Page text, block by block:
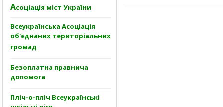
Асоціація міст України
Всеукраїнська Асоціація
об'єднаних територіальних
громад
Безоплатна правнича
допомога
Пліч-о-пліч Всеукраїнські